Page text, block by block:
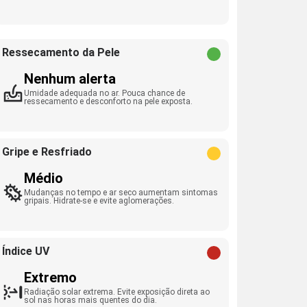
Ressecamento da Pele
Nenhum alerta
Umidade adequada no ar. Pouca chance de
ressecamento e desconforto na pele exposta.
Gripe e Resfriado
Médio
Mudanças no tempo e ar seco aumentam sintomas
gripais. Hidrate-se e evite aglomerações.
Índice UV
Extremo
Radiação solar extrema. Evite exposição direta ao
sol nas horas mais quentes do dia.